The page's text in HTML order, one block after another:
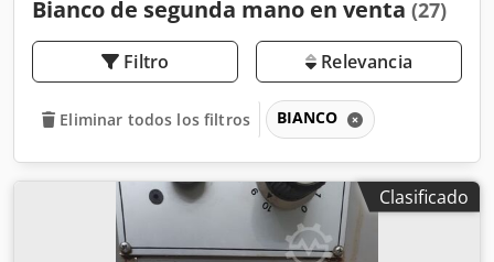
Bianco de segunda mano en venta (27)
Filtro Relevancia
Eliminar todos los filtros BIANCO
Clasificado